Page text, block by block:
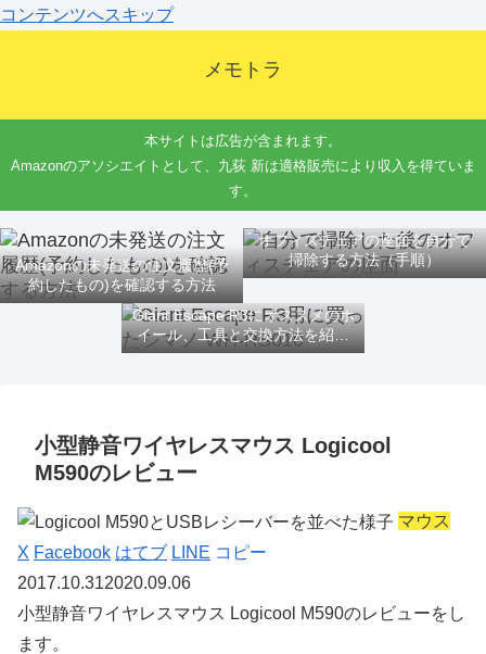
コンテンツへスキップ
メモトラ
本サイトは広告が含まれます。
Amazonのアソシエイトとして、九荻 新は適格販売により収入を得ていま
す。
Amazonの未発送の注文履歴(予
約したもの)を確認する方法
オフィスチェアの座面を自分で
掃除する方法（手順）
Giant Escape R3にオススメのホ
イール、工具と交換方法を紹介
するよ
小型静音ワイヤレスマウス Logicool
M590のレビュー
マウス
X Facebook はてブ LINE コピー
2017.10.312020.09.06
小型静音ワイヤレスマウス Logicool M590のレビューをし
ます。